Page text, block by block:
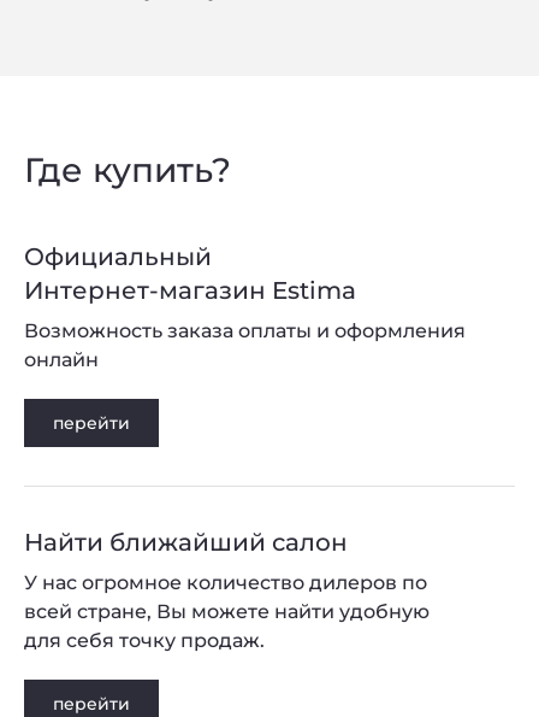
Где купить?
Официальный
Интернет-магазин Estima
перейти
Возможность заказа оплаты и оформления
онлайн
Найти ближайший салон
перейти
У нас огромное количество дилеров по
всей стране, Вы можете найти удобную
для себя точку продаж.